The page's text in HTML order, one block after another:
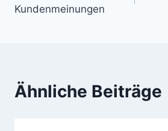
Kundenmeinungen
Ähnliche Beiträge